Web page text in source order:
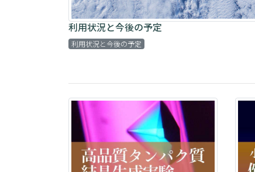
利用状況と今後の予定
利用状況と今後の予定